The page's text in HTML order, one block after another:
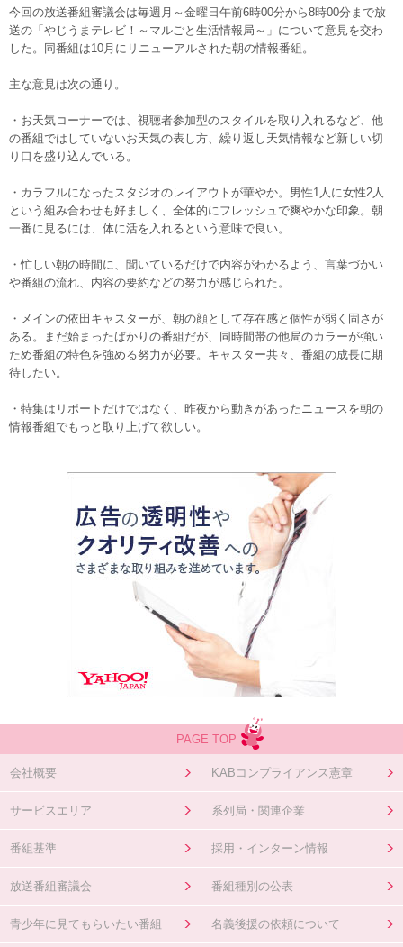
今回の放送番組審議会は毎週月～金曜日午前6時00分から8時00分まで放
送の「やじうまテレビ！～マルごと生活情報局～」について意見を交わ
した。同番組は10月にリニューアルされた朝の情報番組。
主な意見は次の通り。
・お天気コーナーでは、視聴者参加型のスタイルを取り入れるなど、他
の番組ではしていないお天気の表し方、繰り返し天気情報など新しい切
り口を盛り込んでいる。
・カラフルになったスタジオのレイアウトが華やか。男性1人に女性2人
という組み合わせも好ましく、全体的にフレッシュで爽やかな印象。朝
一番に見るには、体に活を入れるという意味で良い。
・忙しい朝の時間に、聞いているだけで内容がわかるよう、言葉づかい
や番組の流れ、内容の要約などの努力が感じられた。
・メインの依田キャスターが、朝の顔として存在感と個性が弱く固さが
ある。まだ始まったばかりの番組だが、同時間帯の他局のカラーが強い
ため番組の特色を強める努力が必要。キャスター共々、番組の成長に期
待したい。
・特集はリポートだけではなく、昨夜から動きがあったニュースを朝の
情報番組でもっと取り上げて欲しい。
PAGE TOP
会社概要 KABコンプライアンス憲章
サービスエリア 系列局・関連企業
番組基準 採用・インターン情報
放送番組審議会 番組種別の公表
青少年に見てもらいたい番組 名義後援の依頼について